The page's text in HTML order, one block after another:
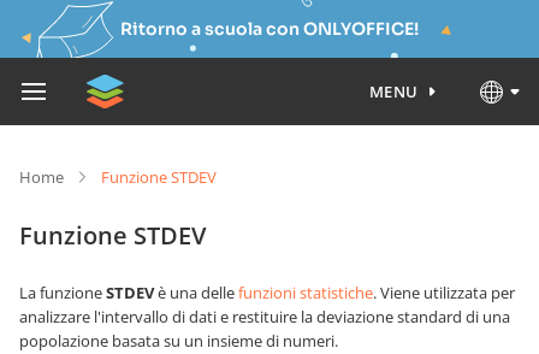
Ritorno a scuola con ONLYOFFICE!
MENU
Home Funzione STDEV
Funzione STDEV
La funzioneSTDEVè una dellefunzioni statistiche. Viene utilizzata per
analizzare l'intervallo di dati e restituire la deviazione standard di una
popolazione basata su un insieme di numeri.